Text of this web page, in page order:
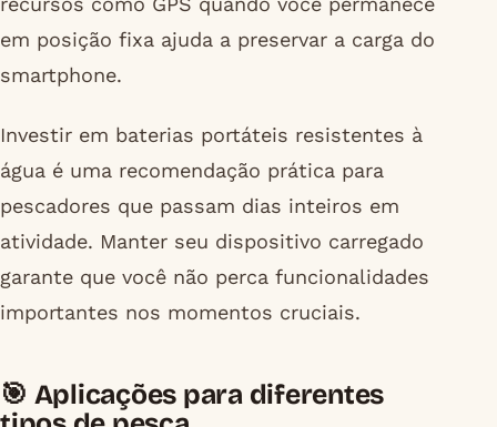
em posição fixa ajuda a preservar a carga do
smartphone.
Investir em baterias portáteis resistentes à
água é uma recomendação prática para
pescadores que passam dias inteiros em
atividade. Manter seu dispositivo carregado
garante que você não perca funcionalidades
importantes nos momentos cruciais.
🎯 Aplicações para diferentes